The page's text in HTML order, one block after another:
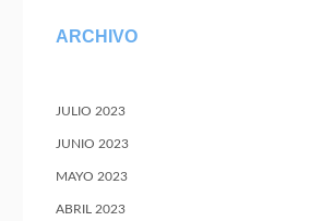
ARCHIVO
JULIO 2023
JUNIO 2023
MAYO 2023
ABRIL 2023